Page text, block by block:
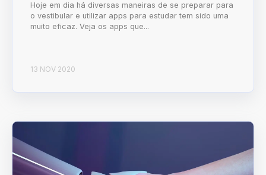
Hoje em dia há diversas maneiras de se preparar para
o vestibular e utilizar apps para estudar tem sido uma
muito eficaz. Veja os apps que...
13 NOV 2020